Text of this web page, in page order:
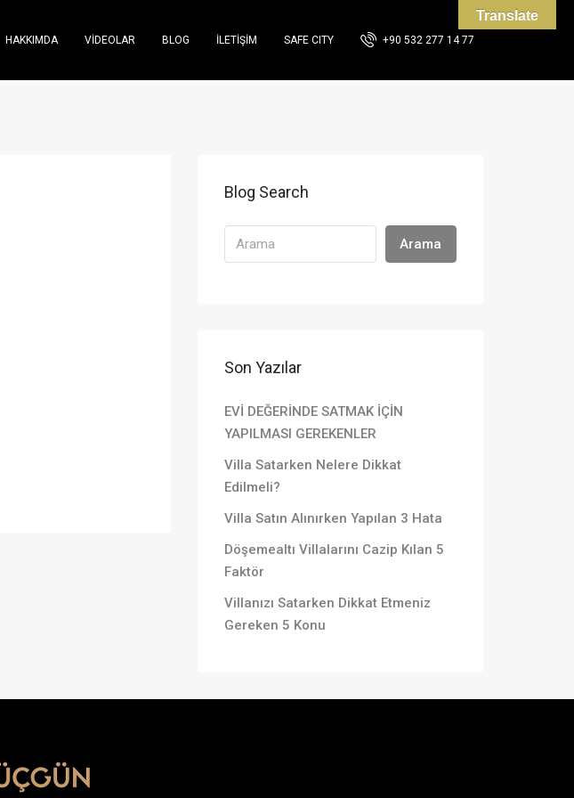
HAKKIMDA VIDEOLAR BLOG İLETIŞIM SAFE CITY +90 532 277 14 77
Blog Search
Arama
Son Yazılar
EVİ DEĞERİNDE SATMAK İÇİN
YAPILMASI GEREKENLER
Villa Satarken Nelere Dikkat
Edilmeli?
Villa Satın Alınırken Yapılan 3 Hata
Döşemealtı Villalarını Cazip Kılan 5
Faktör
Villanızı Satarken Dikkat Etmeniz
Gereken 5 Konu
Translate